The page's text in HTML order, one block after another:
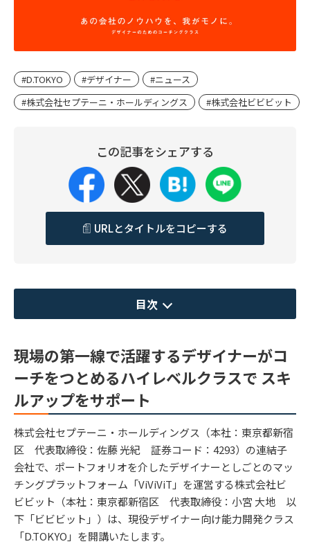
#D.TOKYO #デザイナー
#ニュース
#株式会社セプテーニ・ホールディングス
#株式会社ビビビット
この記事をシェアする
URLとタイトルをコピーする
目次
現場の第一線で活躍するデザイナーがコ
ーチをつとめるハイレベルクラスで スキ
ルアップをサポート
株式会社セプテーニ・ホールディングス（本社：東京都新宿
区 代表取締役：佐藤 光紀 証券コード：4293）の連結子
会社で、ポートフォリオを介したデザイナーとしごとのマッ
チングプラットフォーム「ViViViT」を運営する株式会社ビ
ビビット（本社：東京都新宿区 代表取締役：小宮 大地 以
下「ビビビット」）は、現役デザイナー向け能力開発クラス
「D.TOKYO」を開講いたします。